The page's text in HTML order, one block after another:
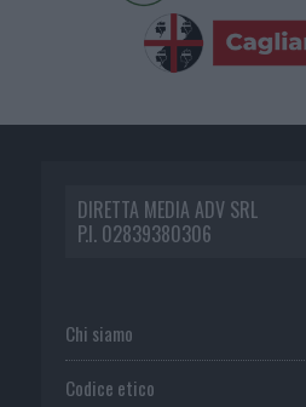
DIRETTA MEDIA ADV SRL
P.I. 02839380306
Chi siamo
Codice etico